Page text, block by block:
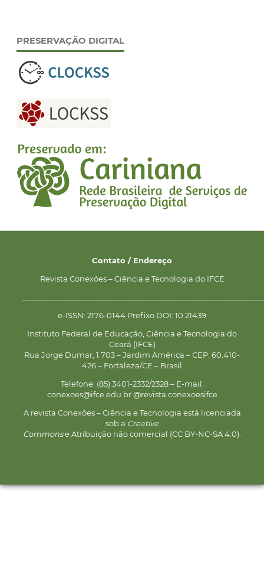
PRESERVAÇÃO DIGITAL
Contato / Endereço
Revista Conexões – Ciência e Tecnologia do IFCE
e-ISSN: 2176-0144 Prefixo DOI: 10.21439
Instituto Federal de Educação, Ciência e Tecnologia do
Ceará (IFCE)
Rua Jorge Dumar, 1.703 – Jardim América – CEP: 60.410-
426 – Fortaleza/CE – Brasil
Telefone: (85) 3401-2332/2328 – E-mail:
conexoes@ifce.edu.br @revista.conexoesifce
A revista Conexões – Ciência e Tecnologia está licenciada
sob a Creative
Commonse Atribuição não comercial (CC BY-NC-SA 4.0).